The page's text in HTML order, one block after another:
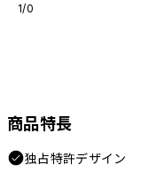
1/0
商品特長
独占特許デザイン